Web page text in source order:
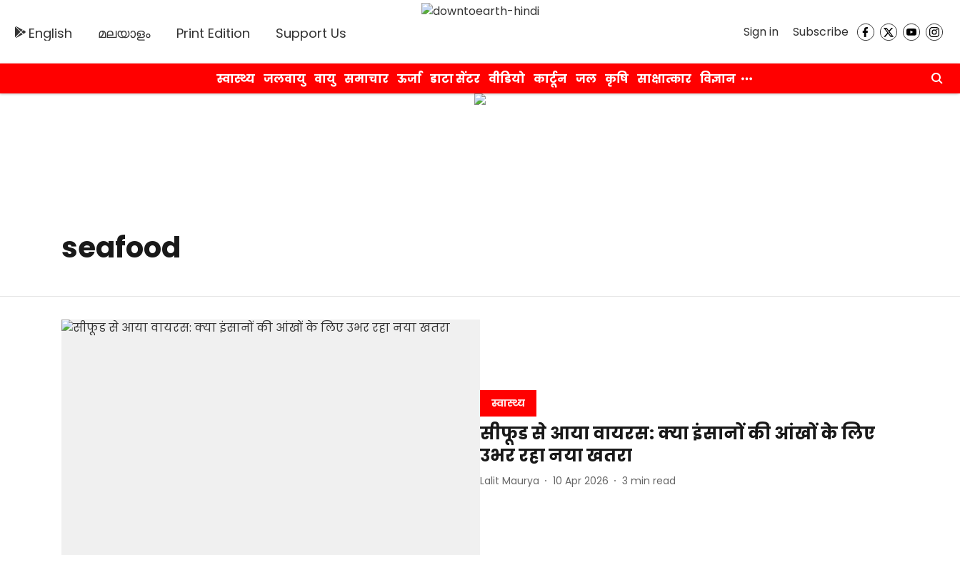
English മലയാളം Print Edition Support Us Sign in Subscribe
स्वास्थ्य जलवायु वायु समाचार ऊर्जा डाटा सेंटर वीडियो कार्टून जल कृषि साक्षात्कार विज्ञान
seafood
स्वास्थ्य
सीफूड से आया वायरस: क्या इंसानों की आंखों के लिए
उभर रहा नया खतरा
Lalit Maurya 10 Apr 2026 3 min read